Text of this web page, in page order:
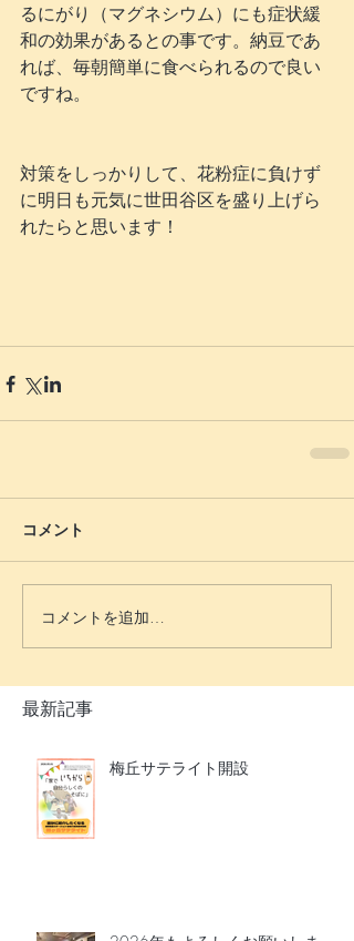
るにがり（マグネシウム）にも症状緩
和の効果があるとの事です。納豆であ
れば、毎朝簡単に食べられるので良い
ですね。
対策をしっかりして、花粉症に負けず
に明日も元気に世田谷区を盛り上げら
れたらと思います！
コメント
コメントを追加…
最新記事
梅丘サテライト開設